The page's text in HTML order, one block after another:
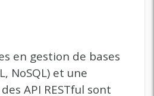
en gestion de bases
NoSQL) et une
API RESTful sont